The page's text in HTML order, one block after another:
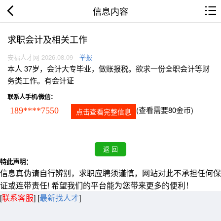
信息内容
求职会计及相关工作
安福人才网 2026.08.09 举报
本人 37岁，会计大专毕业，做账报税。欲求一份全职会计等财
务类工作。有会计证
联系人手机/微信：
189****7550 点击查看完整信息 (查看需要80金币)
特此声明：
信息真伪请自行辨别，求职应聘须谨慎，网站对此不承担任何保
证或连带责任! 希望我们的平台能为您带来更多的便利！
[联系客服] [最新找人才]